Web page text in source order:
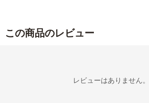
この商品のレビュー
レビューはありません。